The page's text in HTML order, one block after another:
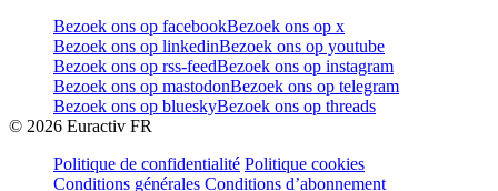
Bezoek ons op facebookBezoek ons op x
Bezoek ons op linkedinBezoek ons op youtube
Bezoek ons op rss-feedBezoek ons op instagram
Bezoek ons op mastodonBezoek ons op telegram
Bezoek ons op blueskyBezoek ons op threads
© 2026 Euractiv FR
Politique de confidentialité Politique cookies
Conditions générales Conditions d’abonnement